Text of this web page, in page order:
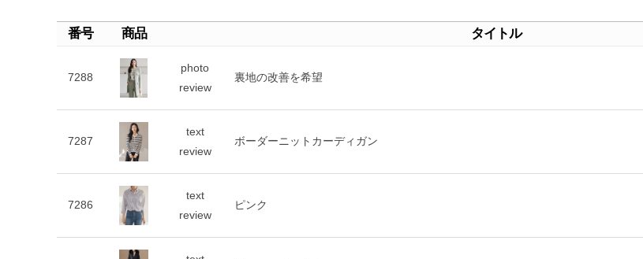
番号 商品 タイトル
7288
photo
review
裏地の改善を希望
7287
text
review
ボーダーニットカーディガン
7286
text
review
ピンク